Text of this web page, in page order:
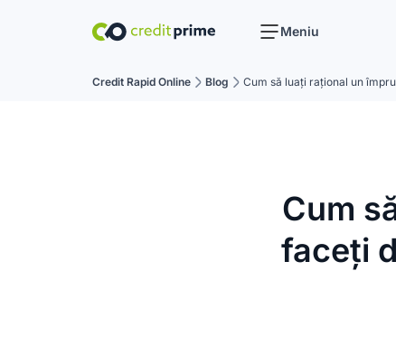
Meniu
Credit Rapid Online Blog Cum să luați rațional un
Cum
faceți